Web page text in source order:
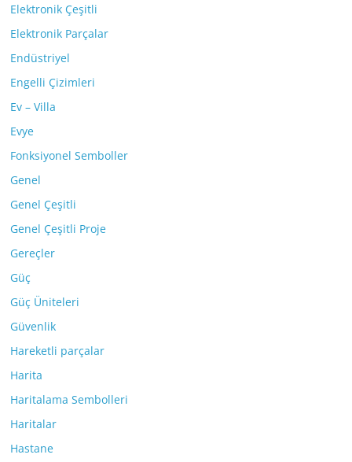
Elektronik Çeşitli
Elektronik Parçalar
Endüstriyel
Engelli Çizimleri
Ev – Villa
Evye
Fonksiyonel Semboller
Genel
Genel Çeşitli
Genel Çeşitli Proje
Gereçler
Güç
Güç Üniteleri
Güvenlik
Hareketli parçalar
Harita
Haritalama Sembolleri
Haritalar
Hastane